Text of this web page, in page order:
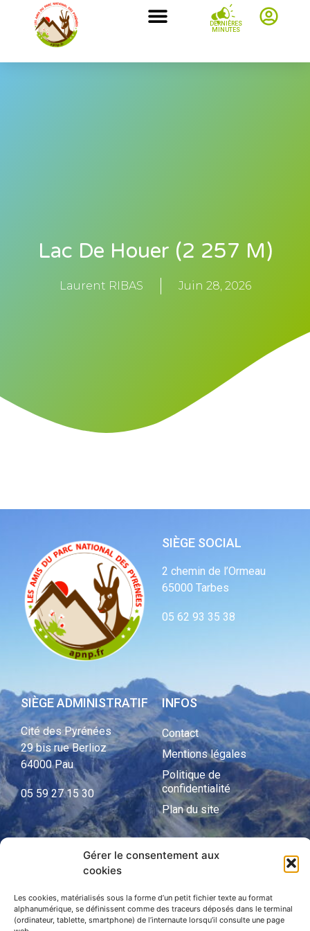
Gérer le consentement aux
cookies
Les cookies, matérialisés sous la forme d’un petit fichier texte au format
alphanumérique, se définissent comme des traceurs déposés dans le terminal
(ordinateur, tablette, smartphone) de l’internaute lorsqu’il consulte une page
DERNIÈRES
MINUTES
Lac De Houer (2 257 M)
Laurent RIBAS Juin 28, 2026
SIÈGE SOCIAL
2 chemin de l’Ormeau
65000 Tarbes
05 62 93 35 38
SIÈGE ADMINISTRATIF
Cité des Pyrénées
29 bis rue Berlioz
64000 Pau
05 59 27 15 30
INFOS
Contact
Mentions légales
Politique de
confidentialité
Plan du site
Parc national des Pyrénées